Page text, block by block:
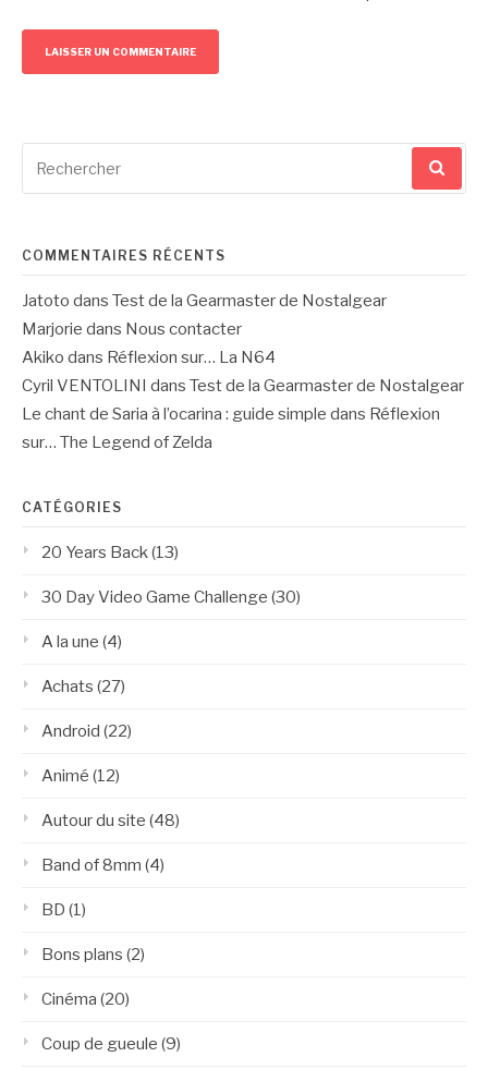
pour
COMMENTAIRES RÉCENTS
Jatoto dans Test de la Gearmaster de Nostalgear
Marjorie dans Nous contacter
Akiko dans Réflexion sur… La N64
Cyril VENTOLINI dans Test de la Gearmaster de Nostalgear
Le chant de Saria à l’ocarina : guide simple dans Réflexion
sur… The Legend of Zelda
CATÉGORIES
20 Years Back(13)
30 Day Video Game Challenge (30)
A la une (4)
Achats (27)
Android (22)
Animé (12)
Autour du site (48)
Band of 8mm (4)
BD (1)
Bons plans (2)
Cinéma (20)
Coup de gueule (9)